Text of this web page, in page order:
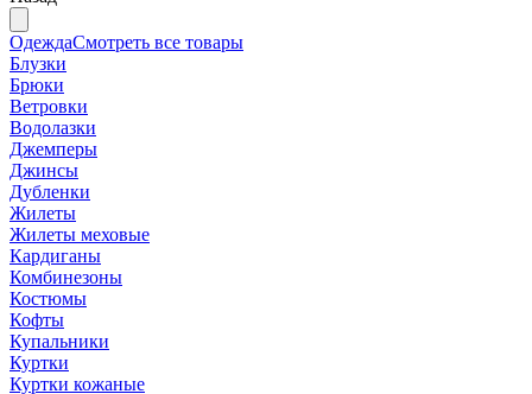
ОдеждаСмотреть все товары
Блузки
Брюки
Ветровки
Водолазки
Джемперы
Джинсы
Дубленки
Жилеты
Жилеты меховые
Кардиганы
Комбинезоны
Костюмы
Кофты
Купальники
Куртки
Куртки кожаные